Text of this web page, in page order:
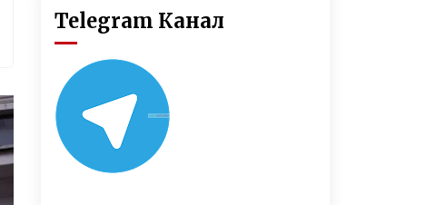
Telegram Канал